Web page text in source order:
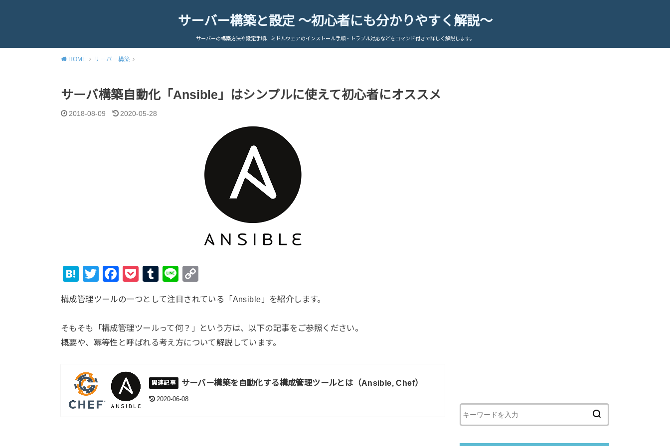
サーバー構築と設定 ～初心者にも分かりやすく解説～
サーバーの構築方法や設定手順、ミドルウェアのインストール手順・トラブル対応などをコマンド付きで詳しく解説します。
HOME サーバー構築
サーバ構築自動化「Ansible」はシンプルに使えて初心者にオススメ
2018-08-09 2020-05-28
H
e
n
a
T
tt
er
F
c
e
b
o
k
P
ck
et
T
m
bl
r
Li
e
p
y
Li
構成管理ツールの一つとして注目されている「Ansible」を紹介します。
そもそも「構成管理ツールって何？」という方は、以下の記事をご参照ください。
概要や、冪等性と呼ばれる考え方について解説しています。
サーバー構築を自動化する構成管理ツールとは（Ansible, Chef）
2020-06-08